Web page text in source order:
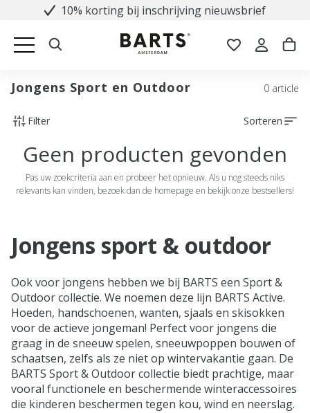
10% korting bij inschrijving nieuwsbrief
Jongens Sport en Outdoor 0 article
Filter Sorteren
Geen producten gevonden
Pas uw zoekcriteria aan en probeer het opnieuw. Als u nog steeds niks
relevants kan vinden, bezoek dan de homepage en bekijk onze bestsellers!
Jongens sport & outdoor
Ook voor jongens hebben we bij BARTS een Sport &
Outdoor collectie. We noemen deze lijn BARTS Active.
Hoeden, handschoenen, wanten, sjaals en skisokken
voor de actieve jongeman! Perfect voor jongens die
graag in de sneeuw spelen, sneeuwpoppen bouwen of
schaatsen, zelfs als ze niet op wintervakantie gaan. De
BARTS Sport & Outdoor collectie biedt prachtige, maar
vooral functionele en beschermende winteraccessoires
die kinderen beschermen tegen kou, wind en neerslag.